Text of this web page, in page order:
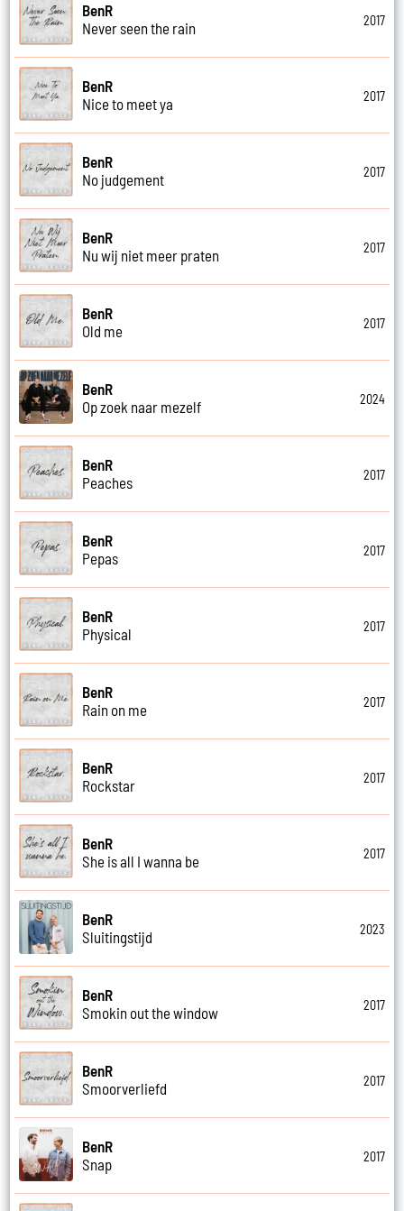
BenR
Never seen the rain
2017
BenR
Nice to meet ya
2017
BenR
No judgement
2017
BenR
Nu wij niet meer praten
2017
BenR
Old me
2017
BenR
Op zoek naar mezelf
2024
BenR
Peaches
2017
BenR
Pepas
2017
BenR
Physical
2017
BenR
Rain on me
2017
BenR
Rockstar
2017
BenR
She is all I wanna be
2017
BenR
Sluitingstijd
2023
BenR
Smokin out the window
2017
BenR
Smoorverliefd
2017
BenR
Snap
2017